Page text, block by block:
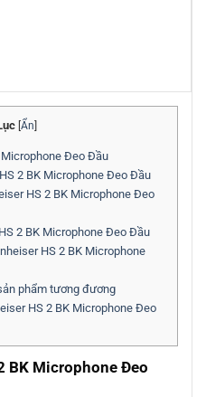
Ẩn
Microphone Đeo Đầu
2 BK Microphone Đeo Đầu
HS 2 BK Microphone Đeo
2 BK Microphone Đeo Đầu
HS 2 BK Microphone
phẩm tương đương
HS 2 BK Microphone Đeo
BK Microphone Đeo